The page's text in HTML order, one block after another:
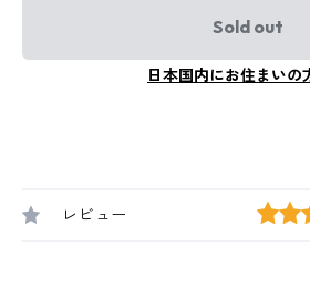
Sold out
日本国内にお住まいの
レビュー